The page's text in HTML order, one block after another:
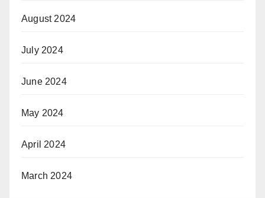
August 2024
July 2024
June 2024
May 2024
April 2024
March 2024